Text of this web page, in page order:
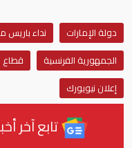
دولة الإمارات
نداء باريس
الجمهورية الفرنسية
قطاع
إعلان نيويورك
تابع آخر